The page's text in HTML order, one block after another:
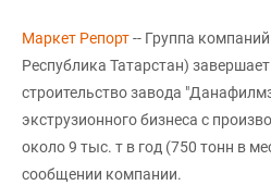
Маркет Репорт-- Группа
Республика Татарстан)
строительство завода
экструзионного бизнеса с
около 9 тыс. т в год (750 тонн в
сообщении компании.